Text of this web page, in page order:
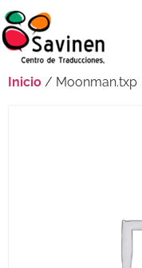
Inicio / Moonman.txp